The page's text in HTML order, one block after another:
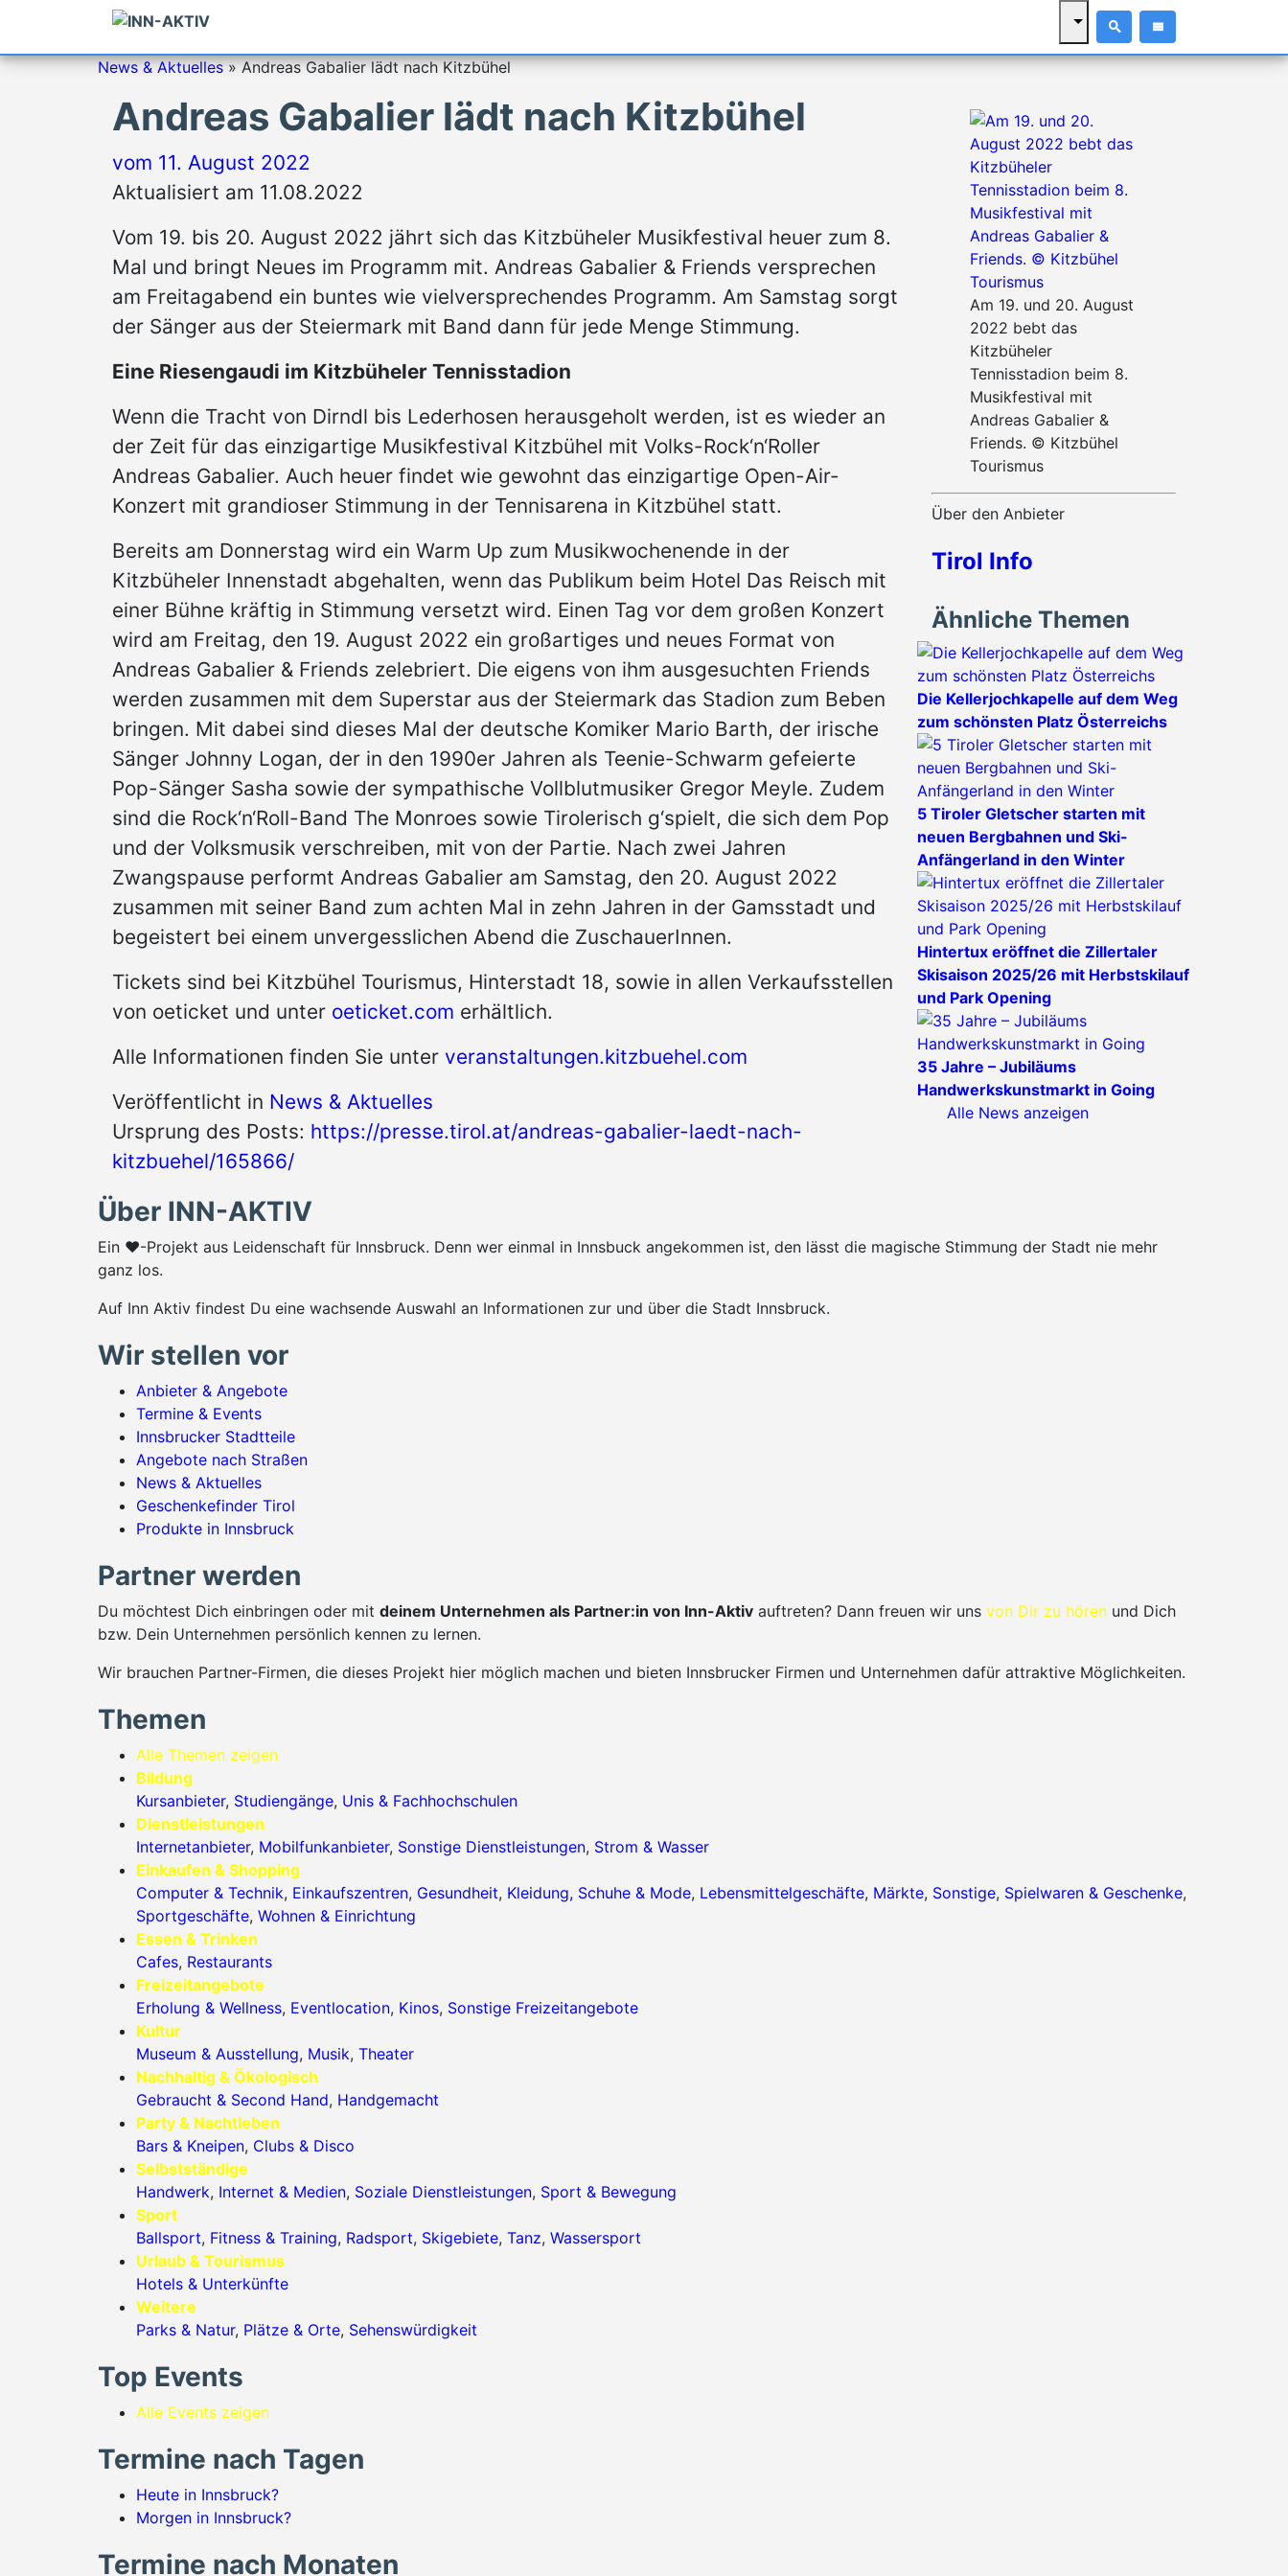
News & Aktuelles»Andreas Gabalier lädt nach Kitzbühel
Andreas Gabalier lädt nach Kitzbühel
vom 11. August 2022
Aktualisiert am 11.08.2022
Vom 19. bis 20. August 2022 jährt sich das Kitzbüheler Musikfestival heuer zum 8.
Mal und bringt Neues im Programm mit. Andreas Gabalier & Friends versprechen
am Freitagabend ein buntes wie vielversprechendes Programm. Am Samstag sorgt
der Sänger aus der Steiermark mit Band dann für jede Menge Stimmung.
Eine Riesengaudi im Kitzbüheler Tennisstadion
Wenn die Tracht von Dirndl bis Lederhosen herausgeholt werden, ist es wieder an
der Zeit für das einzigartige Musikfestival Kitzbühel mit Volks-Rock‘n‘Roller
Andreas Gabalier. Auch heuer findet wie gewohnt das einzigartige Open-Air-
Konzert mit grandioser Stimmung in der Tennisarena in Kitzbühel statt.
Bereits am Donnerstag wird ein Warm Up zum Musikwochenende in der
Kitzbüheler Innenstadt abgehalten, wenn das Publikum beim Hotel Das Reisch mit
einer Bühne kräftig in Stimmung versetzt wird. Einen Tag vor dem großen Konzert
wird am Freitag, den 19. August 2022 ein großartiges und neues Format von
Andreas Gabalier & Friends zelebriert. Die eigens von ihm ausgesuchten Friends
werden zusammen mit dem Superstar aus der Steiermark das Stadion zum Beben
bringen. Mit dabei sind dieses Mal der deutsche Komiker Mario Barth, der irische
Sänger Johnny Logan, der in den 1990er Jahren als Teenie-Schwarm gefeierte
Pop-Sänger Sasha sowie der sympathische Vollblutmusiker Gregor Meyle. Zudem
sind die Rock‘n‘Roll-Band The Monroes sowie Tirolerisch g‘spielt, die sich dem Pop
und der Volksmusik verschreiben, mit von der Partie. Nach zwei Jahren
Zwangspause performt Andreas Gabalier am Samstag, den 20. August 2022
zusammen mit seiner Band zum achten Mal in zehn Jahren in der Gamsstadt und
begeistert bei einem unvergesslichen Abend die ZuschauerInnen.
Tickets sind bei Kitzbühel Tourismus, Hinterstadt 18, sowie in allen Verkaufsstellen
von oeticket und unter oeticket.com erhältlich.
Alle Informationen finden Sie unter veranstaltungen.kitzbuehel.com
Veröffentlicht in News & Aktuelles
Ursprung des Posts: https://presse.tirol.at/andreas-gabalier-laedt-nach-
kitzbuehel/165866/
Am 19. und 20. August
2022 bebt das
Kitzbüheler
Tennisstadion beim 8.
Musikfestival mit
Andreas Gabalier &
Friends. © Kitzbühel
Tourismus
Über den Anbieter
Tirol Info
Ähnliche Themen
Die Kellerjochkapelle auf dem Weg
zum schönsten Platz Österreichs
5 Tiroler Gletscher starten mit
neuen Bergbahnen und Ski-
Anfängerland in den Winter
Hintertux eröffnet die Zillertaler
Skisaison 2025/26 mit Herbstskilauf
und Park Opening
35 Jahre – Jubiläums
Handwerkskunstmarkt in Going
Alle News anzeigen
Über INN-AKTIV
Ein ♥-Projekt aus Leidenschaft für Innsbruck. Denn wer einmal in Innsbuck angekommen ist, den lässt die magische Stimmung der Stadt nie mehr
ganz los.
Auf Inn Aktiv findest Du eine wachsende Auswahl an Informationen zur und über die Stadt Innsbruck.
Wir stellen vor
Anbieter & Angebote
Termine & Events
Innsbrucker Stadtteile
Angebote nach Straßen
News & Aktuelles
Geschenkefinder Tirol
Produkte in Innsbruck
Partner werden
Du möchtest Dich einbringen oder mit deinem Unternehmen als Partner:in von Inn-Aktiv auftreten? Dann freuen wir uns von Dir zu hören und Dich
bzw. Dein Unternehmen persönlich kennen zu lernen.
Wir brauchen Partner-Firmen, die dieses Projekt hier möglich machen und bieten Innsbrucker Firmen und Unternehmen dafür attraktive Möglichkeiten.
Themen
Alle Themen zeigen
Bildung
Kursanbieter, Studiengänge, Unis & Fachhochschulen
Dienstleistungen
Internetanbieter, Mobilfunkanbieter, Sonstige Dienstleistungen, Strom & Wasser
Einkaufen & Shopping
Computer & Technik, Einkaufszentren, Gesundheit, Kleidung, Schuhe & Mode, Lebensmittelgeschäfte, Märkte, Sonstige, Spielwaren & Geschenke,
Sportgeschäfte, Wohnen & Einrichtung
Essen & Trinken
Cafes, Restaurants
Freizeitangebote
Erholung & Wellness, Eventlocation, Kinos, Sonstige Freizeitangebote
Kultur
Museum & Ausstellung, Musik, Theater
Nachhaltig & Ökologisch
Gebraucht & Second Hand, Handgemacht
Party & Nachtleben
Bars & Kneipen, Clubs & Disco
Selbstständige
Handwerk, Internet & Medien, Soziale Dienstleistungen, Sport & Bewegung
Sport
Ballsport, Fitness & Training, Radsport, Skigebiete, Tanz, Wassersport
Urlaub & Tourismus
Hotels & Unterkünfte
Weitere
Parks & Natur, Plätze & Orte, Sehenswürdigkeit
Top Events
Alle Events zeigen
Termine nach Tagen
Heute in Innsbruck?
Morgen in Innsbruck?
Termine nach Monaten